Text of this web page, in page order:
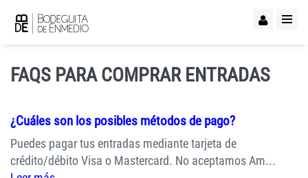
FAQS PARA COMPRAR ENTRADAS
¿Cuáles son los posibles métodos de pago?
Puedes pagar tus entradas mediante tarjeta de
crédito/débito Visa o Mastercard. No aceptamos Am...